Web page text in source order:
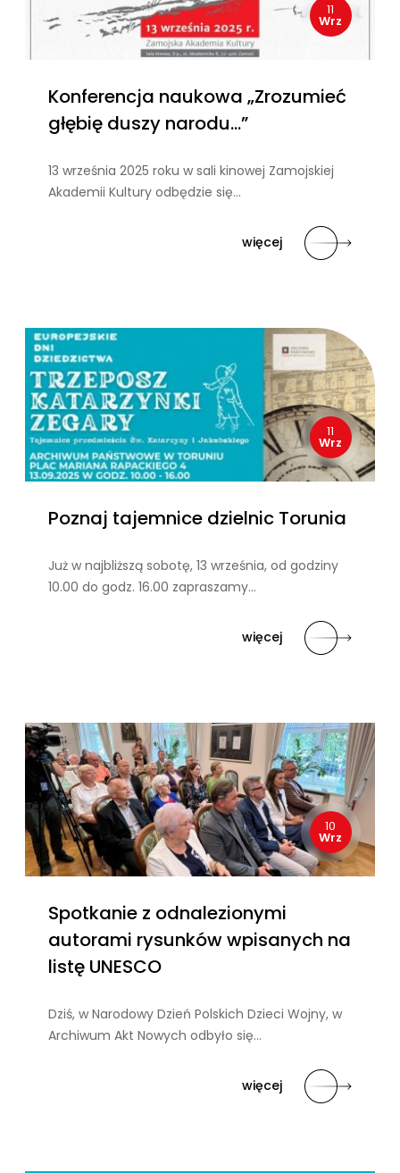
11
Wrz
Konferencja naukowa „Zrozumieć
głębię duszy narodu…”
13 września 2025 roku w sali kinowej Zamojskiej
Akademii Kultury odbędzie się…
więcej
11
Wrz
Poznaj tajemnice dzielnic Torunia
Już w najbliższą sobotę, 13 września, od godziny
10.00 do godz. 16.00 zapraszamy…
więcej
10
Wrz
Spotkanie z odnalezionymi
autorami rysunków wpisanych na
listę UNESCO
Dziś, w Narodowy Dzień Polskich Dzieci Wojny, w
Archiwum Akt Nowych odbyło się…
więcej